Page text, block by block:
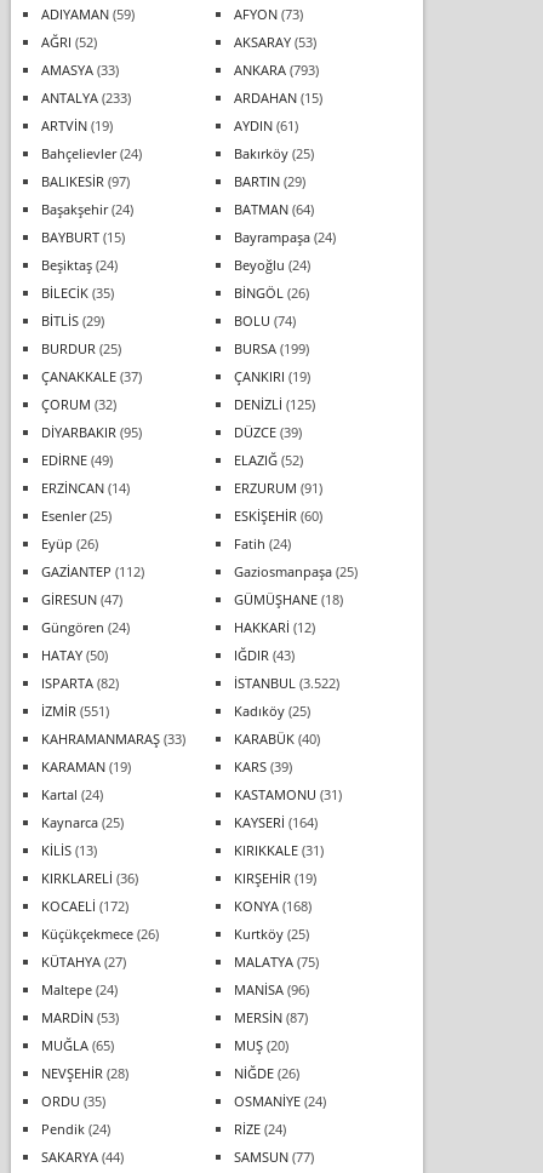
ADIYAMAN(59) AFYON(73)
AĞRI (52) AKSARAY(53)
AMASYA(33) ANKARA(793)
ANTALYA(233) ARDAHAN(15)
ARTVİN(19) AYDIN(61)
Bahçelievler(24) Bakırköy(25)
BALIKESİR (97) BARTIN(29)
Başakşehir(24) BATMAN(64)
BAYBURT(15) Bayrampaşa(24)
Beşiktaş(24) Beyoğlu (24)
BİLECİK(35) BİNGÖL (26)
BİTLİS(29) BOLU (74)
BURDUR (25) BURSA(199)
ÇANAKKALE(37) ÇANKIRI (19)
ÇORUM (32) DENİZLİ (125)
DİYARBAKIR (95) DÜZCE(39)
EDİRNE(49) ELAZIĞ(52)
ERZİNCAN(14) ERZURUM (91)
Esenler(25) ESKİŞEHİR (60)
Eyüp (26) Fatih (24)
GAZİANTEP (112) Gaziosmanpaşa(25)
GİRESUN(47) GÜMÜŞHANE(18)
Güngören (24) HAKKARİ (12)
HATAY(50) IĞDIR (43)
ISPARTA(82) İSTANBUL (3.522)
İZMİR (551) Kadıköy(25)
KAHRAMANMARAŞ(33) KARABÜK(40)
KARAMAN(19) KARS(39)
Kartal (24) KASTAMONU (31)
Kaynarca(25) KAYSERİ (164)
KİLİS(13) KIRIKKALE(31)
KIRKLARELİ (36) KIRŞEHİR (19)
KOCAELİ (172) KONYA(168)
Küçükçekmece(26) Kurtköy(25)
KÜTAHYA(27) MALATYA(75)
Maltepe(24) MANİSA(96)
MARDİN(53) MERSİN(87)
MUĞLA(65) MUŞ(20)
NEVŞEHİR (28) NİĞDE(26)
ORDU (35) OSMANİYE(24)
Pendik(24) RİZE(24)
SAKARYA(44) SAMSUN(77)